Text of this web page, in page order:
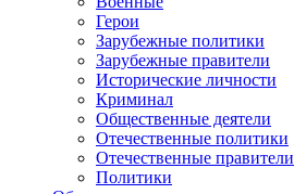
Герои
Зарубежные политики
Зарубежные правители
Исторические личности
Криминал
Общественные деятели
Отечественные политики
Отечественные правители
Политики